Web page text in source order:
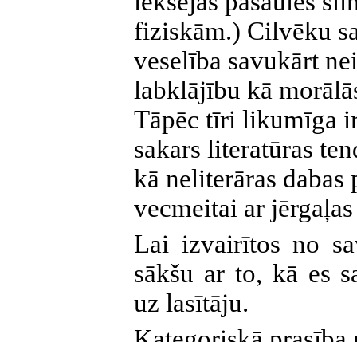
fiziskām.) Cilvēku
veselība savukārt
labklājību kā
Tāpēc tīri likumīga
sakars literatūras
kā neliterāras
vecmeitai ar
Lai izvairītos no
sākšu ar to, kā es
uz lasītāju.